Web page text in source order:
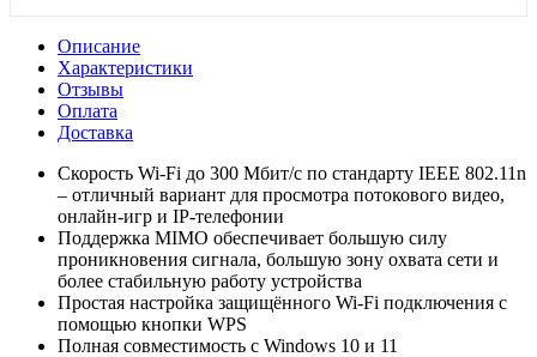
Описание
Характеристики
Отзывы
Оплата
Доставка
Скорость Wi-Fi до 300 Мбит/с по стандарту IEEE 802.11n
– отличный вариант для просмотра потокового видео,
онлайн-игр и IP-телефонии
Поддержка MIMO обеспечивает большую силу
проникновения сигнала, большую зону охвата сети и
более стабильную работу устройства
Простая настройка защищённого Wi-Fi подключения с
помощью кнопки WPS
Полная совместимость с Windows 10 и 11